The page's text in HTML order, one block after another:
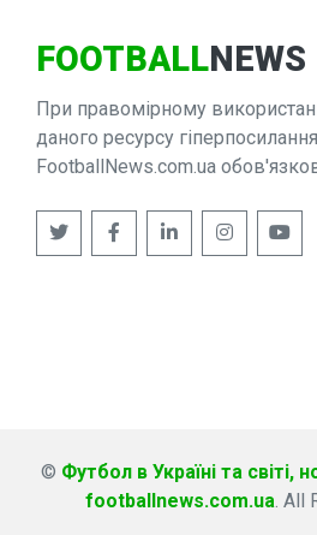
FOOTBALLNEWS
При правомірному
даного ресурсу
FootballNews.com.ua
© Футбол в Україні та світі,
footballnews.com.ua. All